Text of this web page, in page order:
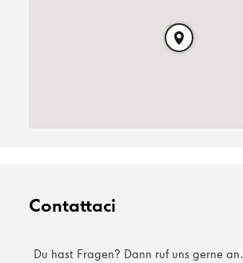
Contattaci
Du hast Fragen? Dann ruf uns gerne an.